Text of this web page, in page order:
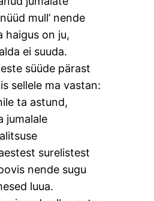
mull’ nende
haigus on ju,
ei suuda.
süüde pärast
sellele ma vastan:
ta astund,
jumalale
surelistest
nende sugu
luua.